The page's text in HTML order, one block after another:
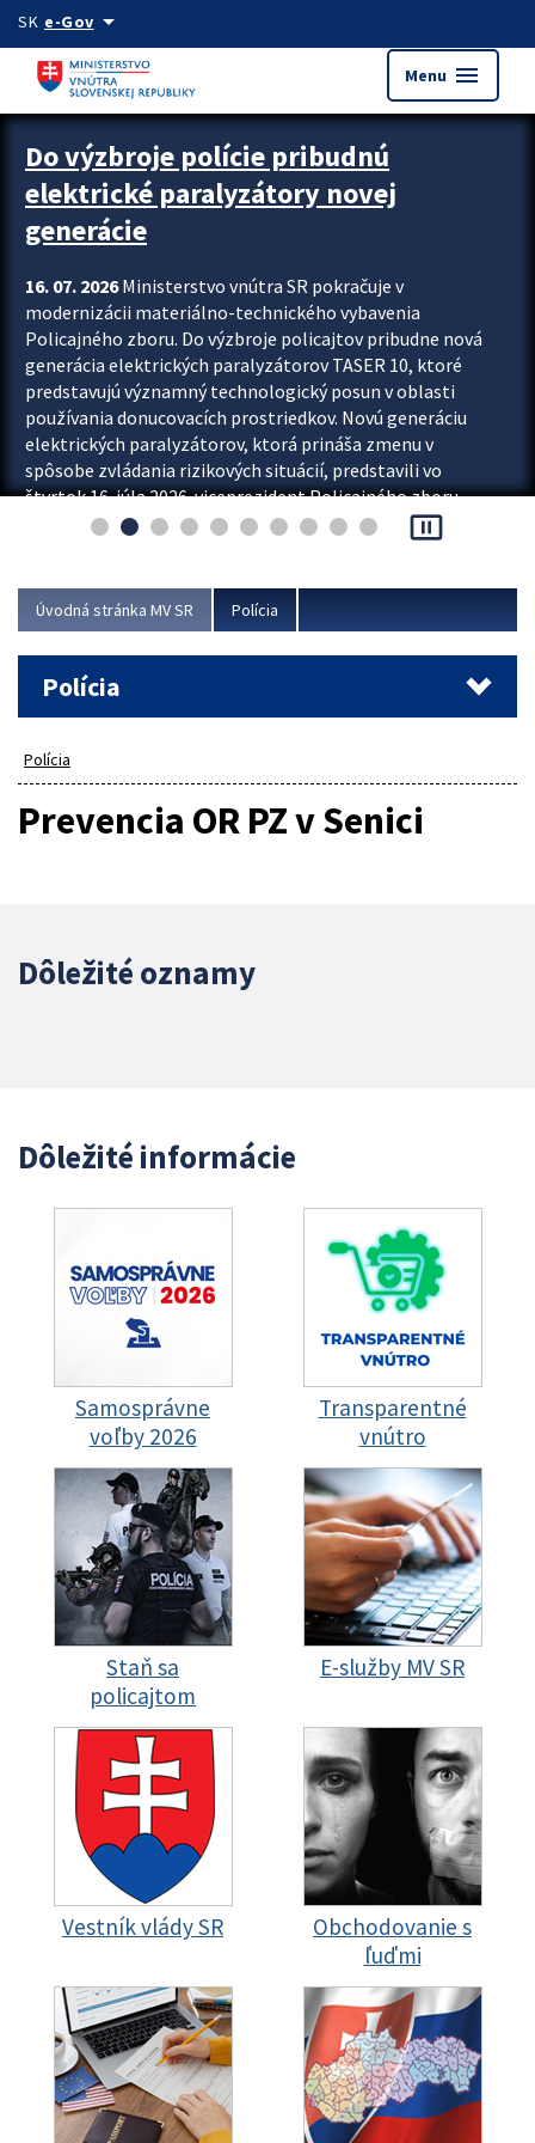
Preskocit na hlavný obsah
SK e-Govarrow_drop_down
Menu menu
Zastavit automatický posun upútavok
Do výzbroje polície pribudnú
elektrické paralyzátory novej
generácie
16. 07. 2026Ministerstvo vnútra SR pokračuje v
modernizácii materiálno-technického vybavenia
Policajného zboru. Do výzbroje policajtov pribudne nová
generácia elektrických paralyzátorov TASER 10, ktoré
predstavujú významný technologický posun v oblasti
používania donucovacích prostriedkov. Novú generáciu
elektrických paralyzátorov, ktorá prináša zmenu v
spôsobe zvládania rizikových situácií, predstavili vo
štvrtok 16. júla 2026 viceprezident Policajného zboru
Rastislav Polakovič a riaditeľ odboru výcviku...
pause_presentation
Úvodná stránka MV SR Polícia
Polícia
Polícia
Prevencia OR PZ v Senici
Dôležité oznamy
Dôležité informácie
Samosprávne
voľby 2026
Transparentné
vnútro
Staň sa
policajtom
E-služby MV SR
Vestník vlády SR
Obchodovanie s
ľuďmi